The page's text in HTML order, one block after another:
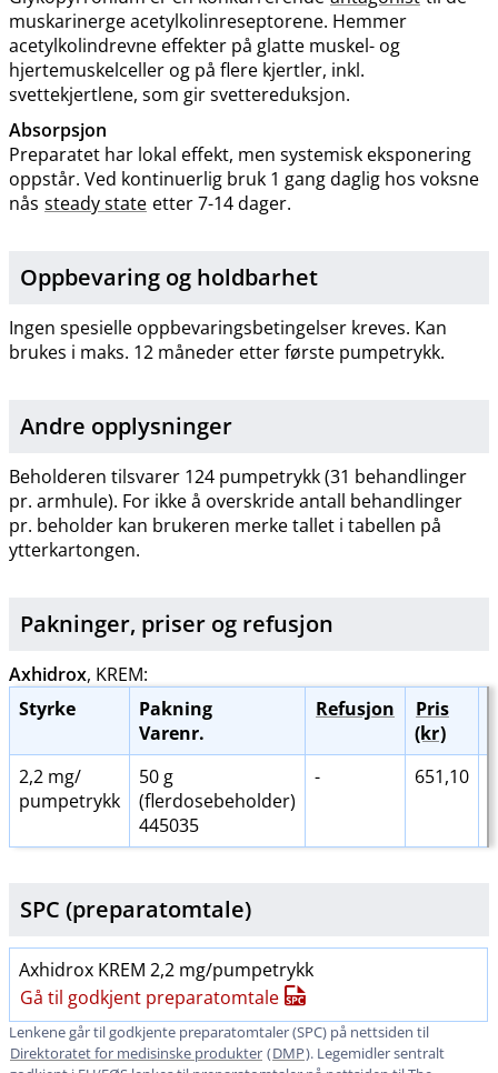
muskarinerge acetylkolinreseptorene. Hemmer
acetylkolindrevne effekter på glatte muskel- og
hjertemuskelceller og på flere kjertler, inkl.
svettekjertlene, som gir svettereduksjon.
Absorpsjon
Preparatet har lokal effekt, men systemisk eksponering
oppstår. Ved kontinuerlig bruk 1 gang daglig hos voksne
nås steady state etter 7-14 dager.
Oppbevaring og holdbarhet
Ingen spesielle oppbevaringsbetingelser kreves. Kan
brukes i maks. 12 måneder etter første pumpetrykk.
Andre opplysninger
Beholderen tilsvarer 124 pumpetrykk (31 behandlinger
pr. armhule). For ikke å overskride antall behandlinger
pr. beholder kan brukeren merke tallet i tabellen på
ytterkartongen.
Pakninger, priser og refusjon
Axhidrox, KREM:
Styrke
Pakning
Varenr.
Refusjon
Pris
(kr)
2,2 mg​/​
pumpetrykk
50 g
(flerdosebeholder)
445035
- 651,10
SPC (preparatomtale)
Axhidrox KREM 2,2 mg​/​pumpetrykk
Gå til godkjent preparatomtale
Lenkene går til godkjente preparatomtaler (SPC) på nettsiden til
Direktoratet for medisinske produkter (DMP). Legemidler sentralt